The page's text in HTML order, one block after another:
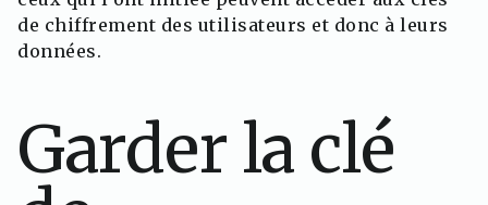
de chiffrement des utilisateurs et donc à leurs
données.
Garder la clé